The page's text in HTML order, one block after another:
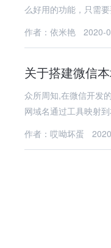
么好用的功能，只需
作者：依米艳
2020-
关于搭建微信
众所周知,在微信开发
网域名通过工具映射
作者：哎呦坏蛋